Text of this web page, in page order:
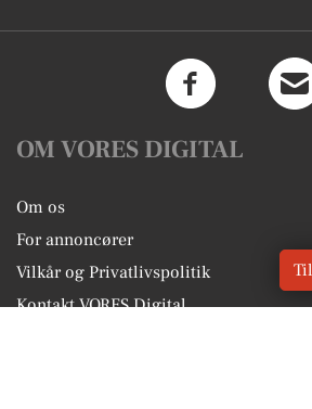
OM VORES DIGITAL
Om os
For annoncører
Vilkår og Privatlivspolitik
Kontakt VORES Digital